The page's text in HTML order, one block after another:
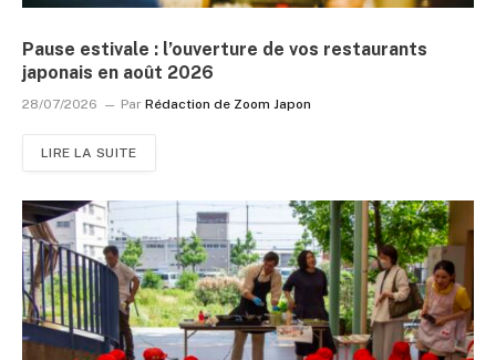
Pause estivale : l’ouverture de vos restaurants
japonais en août 2026
28/07/2026 Par Rédaction de Zoom Japon
LIRE LA SUITE